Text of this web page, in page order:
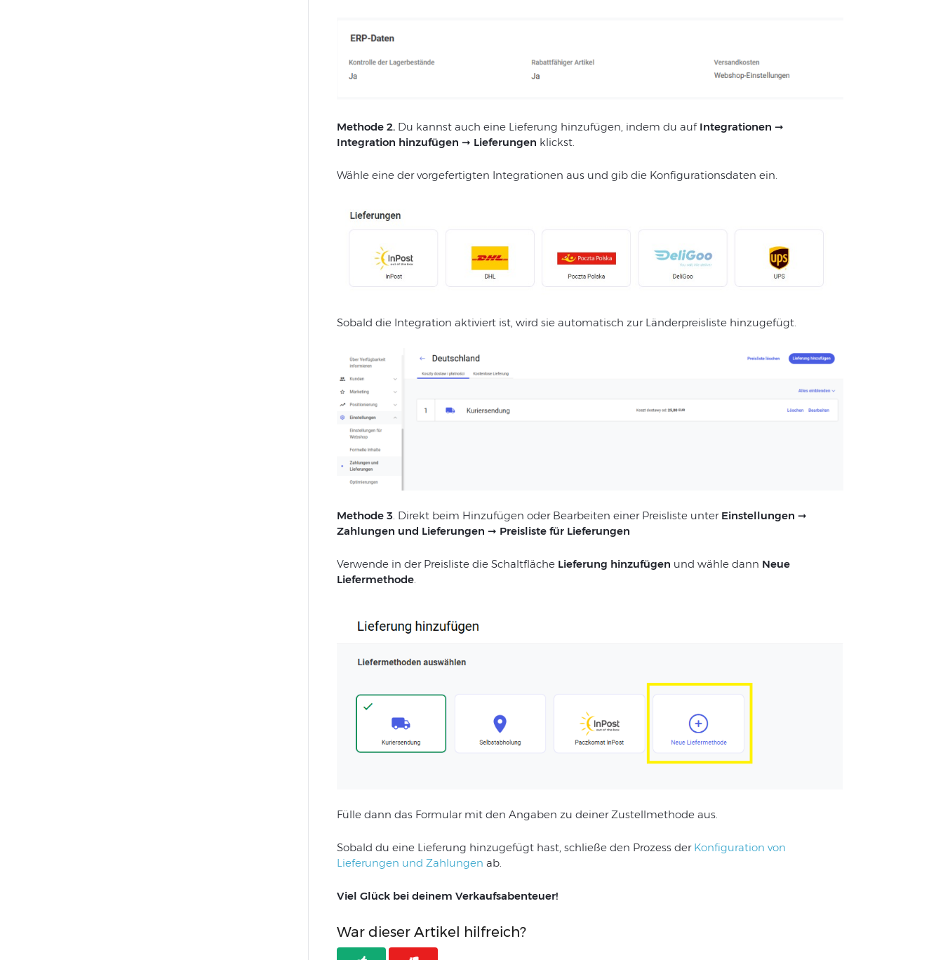
Methode 2.Du kannst auch eine Lieferung hinzufügen, indem du auf Integrationen ➞
Integration hinzufügen ➞ Lieferungen klickst.
Wähle eine der vorgefertigten Integrationen aus und gib die Konfigurationsdaten ein.
Sobald die Integration aktiviert ist, wird sie automatisch zur Länderpreisliste hinzugefügt.
Methode 3. Direkt beim Hinzufügen oder Bearbeiten einer Preisliste unter Einstellungen ➞
Zahlungen und Lieferungen ➞ Preisliste für Lieferungen
Verwende in der Preisliste die Schaltfläche Lieferung hinzufügen und wähle dann Neue
Liefermethode.
Fülle dann das Formular mit den Angaben zu deiner Zustellmethode aus.
Sobald du eine Lieferung hinzugefügt hast, schließe den Prozess der Konfiguration von
Lieferungen und Zahlungen ab.
Viel Glück bei deinem Verkaufsabenteuer!
War dieser Artikel hilfreich?